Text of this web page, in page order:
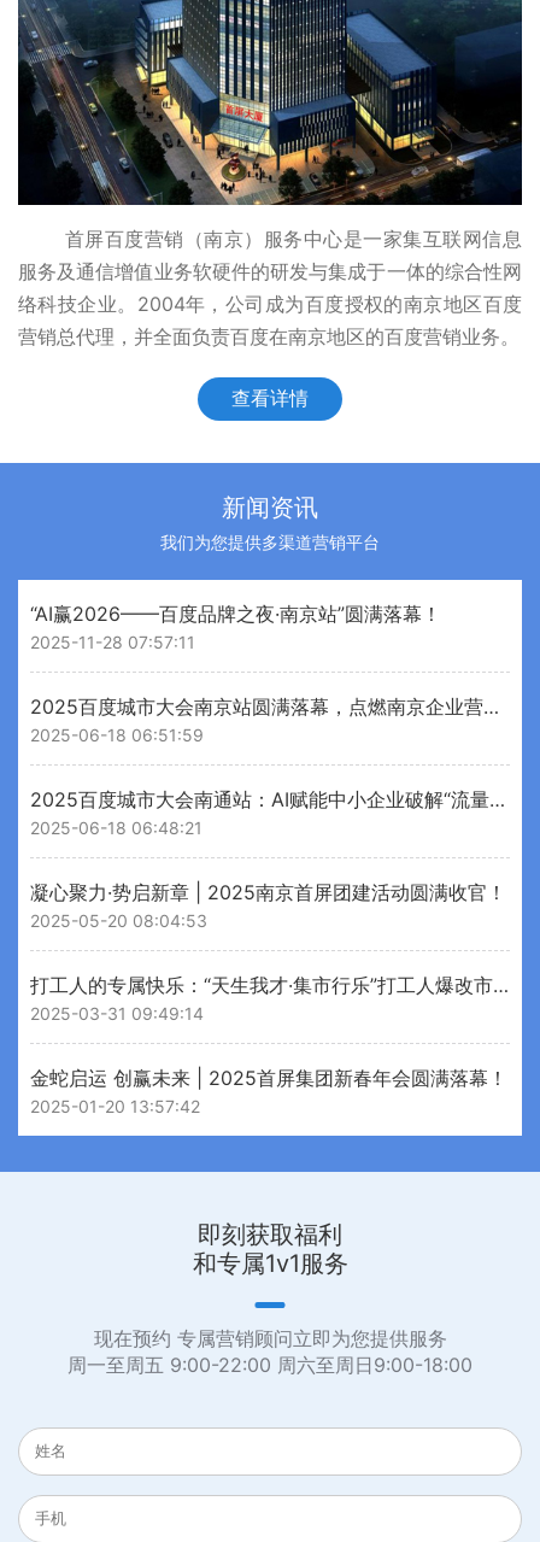
首屏百度营销（南京）服务中心是一家集互联网信息
服务及通信增值业务软硬件的研发与集成于一体的综合性网
络科技企业。2004年，公司成为百度授权的南京地区百度
营销总代理，并全面负责百度在南京地区的百度营销业务。
查看详情
新闻资讯
我们为您提供多渠道营销平台
“AI赢2026——百度品牌之夜·南京站”圆满落幕！
2025-11-28 07:57:11
2025百度城市大会南京站圆满落幕，点燃南京企业营销新引擎
2025-06-18 06:51:59
2025百度城市大会南通站：AI赋能中小企业破解“流量变留量”增长密码
2025-06-18 06:48:21
凝心聚力·势启新章 | 2025南京首屏团建活动圆满收官！
2025-05-20 08:04:53
打工人的专属快乐：“天生我才·集市行乐”打工人爆改市集刷屏！
2025-03-31 09:49:14
金蛇启运 创赢未来 | 2025首屏集团新春年会圆满落幕！
2025-01-20 13:57:42
即刻获取福利
和专属1v1服务
现在预约 专属营销顾问立即为您提供服务
周一至周五 9:00-22:00 周六至周日9:00-18:00